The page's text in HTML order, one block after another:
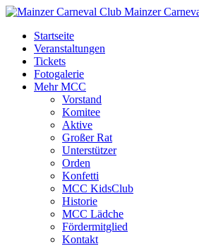
Mainzer
Startseite
Veranstaltungen
Tickets
Fotogalerie
Mehr MCC
Vorstand
Komitee
Aktive
Großer Rat
Unterstützer
Orden
Konfetti
MCC KidsClub
Historie
MCC Lädche
Fördermitglied
Kontakt